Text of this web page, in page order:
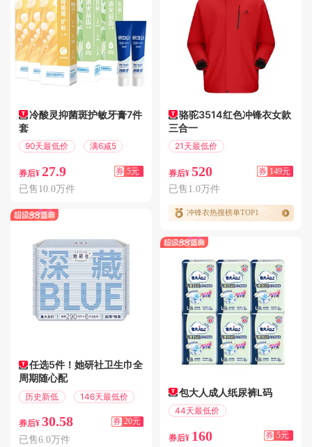
冷酸灵抑菌斑护敏牙膏7件
套
90天最低价 满6减5
券后¥ 27.9 券 5元
已售10.0万件
任选5件！她研社卫生巾全
周期随心配
历史新低 146天最低价
券后¥ 30.58 券 20元
已售6.0万件
骆驼3514红色冲锋衣女款
三合一
21天最低价
券后¥ 520 券 149元
已售1.0万件
冲锋衣热搜榜单TOP1
包大人成人纸尿裤L码
44天最低价
券后¥ 160 券 5元